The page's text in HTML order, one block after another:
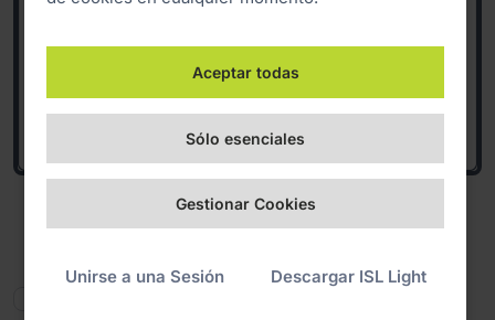
Aceptar todas
Sólo esenciales
Gestionar Cookies
Unirse a una Sesión Descargar ISL Light